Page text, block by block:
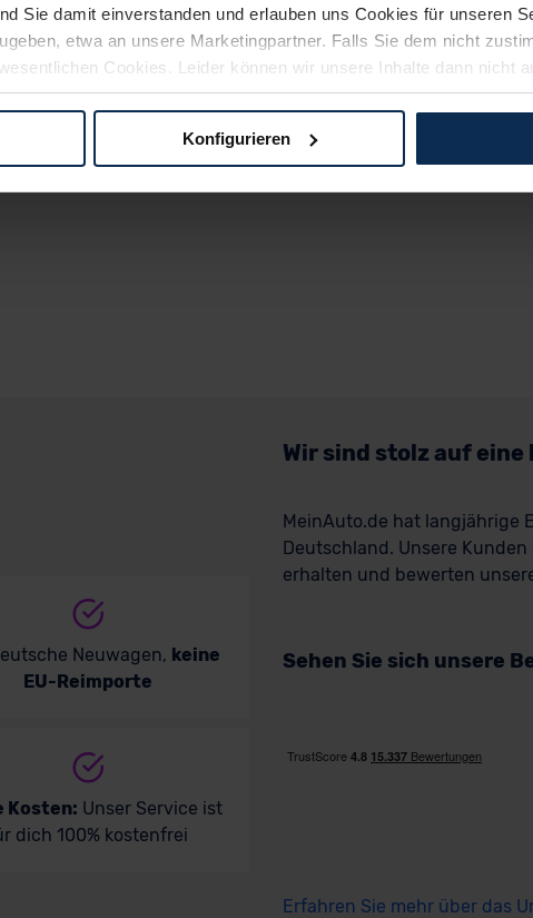
Sie damit einverstanden und erlauben uns Cookies für unseren
etwa an unsere Marketingpartner. Falls Sie dem nicht
Cookies. Leider können wir unsere Inhalte dann nicht
Weg zu Ihrem Neuwagen unterstützen. Sie können die
Konfigurieren
Neuwagen, keine
EU-Reimporte
Kosten: Unser Service ist
dich 100% kostenfrei
Wir sind stolz auf
MeinAuto.de hat langjährige
Deutschland. Unsere
erhalten und bewerten
Sehen Sie sich unsere
Erfahren Sie mehr über das